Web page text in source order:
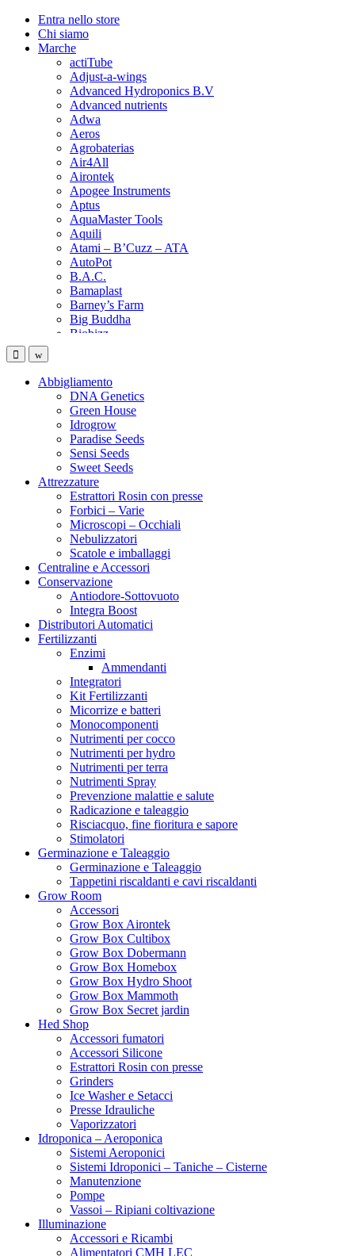
Entra nello store
Chi siamo
Marche
actiTube
Adjust-a-wings
Advanced Hydroponics B.V
Advanced nutrients
Adwa
Aeros
Agrobaterias
Air4All
Airontek
Apogee Instruments
Aptus
AquaMaster Tools
Aquili
Atami – B’Cuzz – ATA
AutoPot
B.A.C.
Bamaplast
Barney’s Farm
Big Buddha
Biobizz
Black Magic
Black Orchid
BlumaX
BSF – Bigger Stronger Faster
Bubblebags
Buddha Seeds
Buic
Bulk
Cali Terpenes
Can-filters
Canna
Canna terra
CBD Crew
CenturionPro CproSolution
Chinaski Edizioni
Clipper
Co2Bucket
Cornwall
Crop Max
Cultibox
Cultilite
Danish Tray
Data Technologies, Ltd
DaVinci
Delicious seeds
DELTA9 ANALYTICS
Desch
Devil’s Harvest
Dexso
Digger One Hitter
Dinafem
DLI
DNA Genetics – Reserva Privada
DNA Gentics
Dobermann Tents
Doypack
DSP Genetics
DTC
Dutch Passion
Dynavap
EasyGrow
Eazy Plug
ELp
ELT
Emerald Harvest
Enecta
Eva Seeds
Exotic Seeds
Fast buds
Filter-it
FloraFlex
Flortis
Flower Farm
Four Peperoncino
Fral lampade
Garland
Gavita
Gecko Seeds
Genehtik
GHE/TA
Grain d’eau
Grass-o-matic
Abbigliamento
DNA Genetics
Green House
Idrogrow
Paradise Seeds
Sensi Seeds
Sweet Seeds
Attrezzature
Estrattori Rosin con presse
Forbici – Varie
Microscopi – Occhiali
Nebulizzatori
Scatole e imballaggi
Centraline e Accessori
Conservazione
Antiodore-Sottovuoto
Integra Boost
Distributori Automatici
Fertilizzanti
Enzimi
Ammendanti
Integratori
Kit Fertilizzanti
Micorrize e batteri
Monocomponenti
Nutrimenti per cocco
Nutrimenti per hydro
Nutrimenti per terra
Nutrimenti Spray
Prevenzione malattie e salute
Radicazione e taleaggio
Risciacquo, fine fioritura e sapore
Stimolatori
Germinazione e Taleaggio
Germinazione e Taleaggio
Tappetini riscaldanti e cavi riscaldanti
Grow Room
Accessori
Grow Box Airontek
Grow Box Cultibox
Grow Box Dobermann
Grow Box Homebox
Grow Box Hydro Shoot
Grow Box Mammoth
Grow Box Secret jardin
Hed Shop
Accessori fumatori
Accessori Silicone
Estrattori Rosin con presse
Grinders
Ice Washer e Setacci
Presse Idrauliche
Vaporizzatori
Idroponica – Aeroponica
Sistemi Aeroponici
Sistemi Idroponici – Taniche – Cisterne
Manutenzione
Pompe
Vassoi – Ripiani coltivazione
Illuminazione
Accessori e Ricambi
Alimentatori CMH LEC